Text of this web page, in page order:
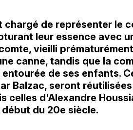
chargé de représenter le
leur essence avec
vieilli
canne, tandis que la
de ses enfants.
Balzac, seront
celles d'Alexandre
du 20e siècle.